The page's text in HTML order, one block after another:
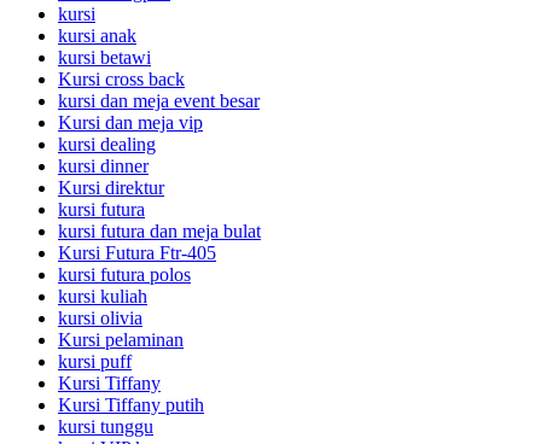
kursi
kursi anak
kursi betawi
Kursi cross back
kursi dan meja event besar
Kursi dan meja vip
kursi dealing
kursi dinner
Kursi direktur
kursi futura
kursi futura dan meja bulat
Kursi Futura Ftr-405
kursi futura polos
kursi kuliah
kursi olivia
Kursi pelaminan
kursi puff
Kursi Tiffany
Kursi Tiffany putih
kursi tunggu